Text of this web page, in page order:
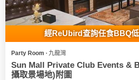
場
地
奇
玩
樂
經ReUbird查詢任食BBQ
Party Room ∙ 九龍灣
Sun Mall Private Club Events &
攝取景場地)附圖